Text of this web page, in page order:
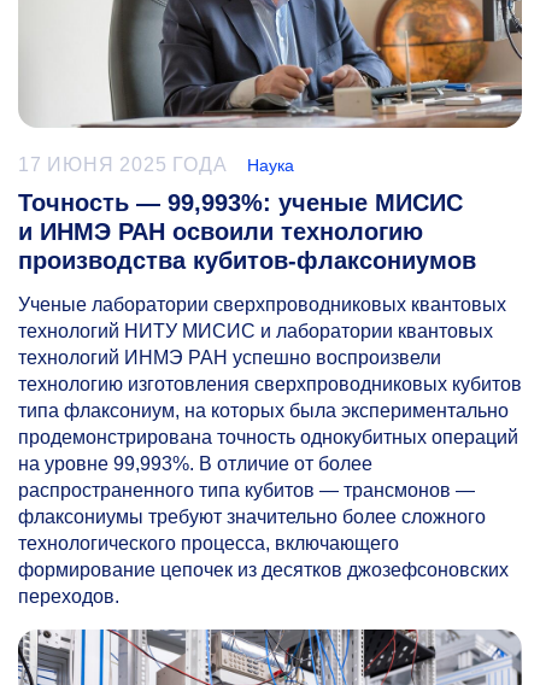
17 ИЮНЯ 2025 ГОДА Наука
Точность — 99,993%: ученые МИСИС
и ИНМЭ РАН освоили технологию
производства кубитов-флаксониумов
Ученые лаборатории сверхпроводниковых квантовых
технологий НИТУ МИСИС и лаборатории квантовых
технологий ИНМЭ РАН успешно воспроизвели
технологию изготовления сверхпроводниковых кубитов
типа флаксониум, на которых была экспериментально
продемонстрирована точность однокубитных операций
на уровне 99,993%. В отличие от более
распространенного типа кубитов — трансмонов —
флаксониумы требуют значительно более сложного
технологического процесса, включающего
формирование цепочек из десятков джозефсоновских
переходов.